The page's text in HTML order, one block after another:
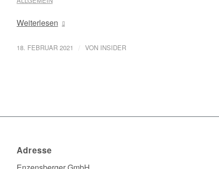
Weiterlesen
18. FEBRUAR 2021 / VON INSIDER
Adresse